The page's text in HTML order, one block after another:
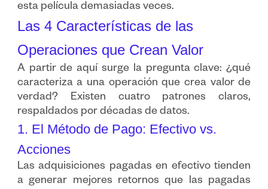
esta película demasiadas veces.
Las 4 Características de las
Operaciones que Crean Valor
A partir de aquí surge la pregunta clave: ¿qué
caracteriza a una operación que crea valor de
verdad? Existen cuatro patrones claros,
respaldados por décadas de datos.
1. El Método de Pago: Efectivo vs.
Acciones
Las adquisiciones pagadas en efectivo tienden
a generar mejores retornos que las pagadas